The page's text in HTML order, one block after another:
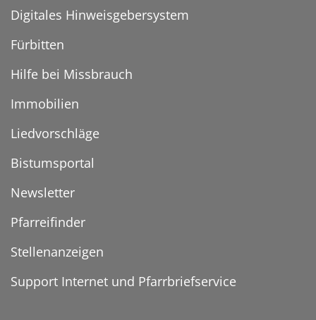
Digitales Hinweisgebersystem
Fürbitten
Hilfe bei Missbrauch
Immobilien
Liedvorschläge
Bistumsportal
Newsletter
Pfarreifinder
Stellenanzeigen
Support Internet und Pfarrbriefservice